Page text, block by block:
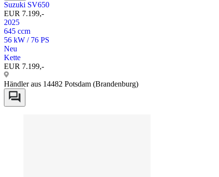
Suzuki SV650
EUR 7.199,-
2025
645 ccm
56 kW / 76 PS
Neu
Kette
EUR 7.199,-
Händler aus 14482 Potsdam (Brandenburg)